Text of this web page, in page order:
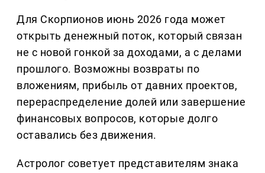
Для Скорпионов июнь 2026 года может
открыть денежный поток, который связан
не с новой гонкой за доходами, а с делами
прошлого. Возможны возвраты по
вложениям, прибыль от давних проектов,
перераспределение долей или завершение
финансовых вопросов, которые долго
оставались без движения.
Астролог советует представителям знака